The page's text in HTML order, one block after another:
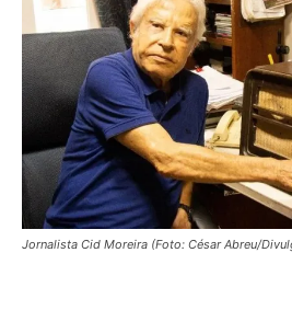
Jornalista Cid Moreira (Foto: César Abreu/